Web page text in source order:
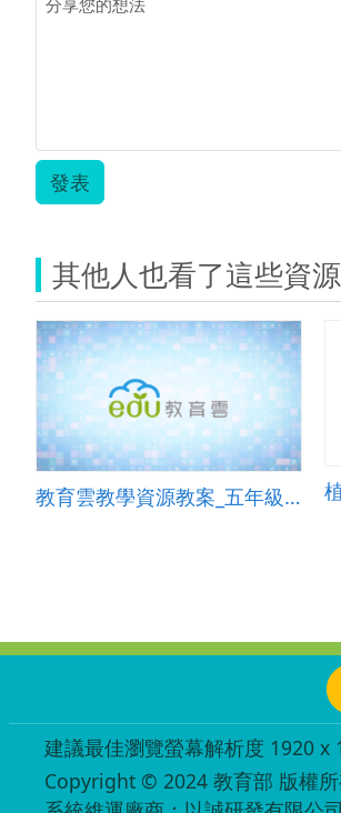
發表
其他人也看了這些資源
教育雲教學資源教案_五年級自然康軒-溶解現象
建議最佳瀏覽螢幕解析度 1920
Copyright © 2024 教育部 版權